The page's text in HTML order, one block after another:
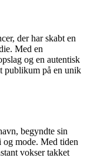
der har skabt en
Med en
og en autentisk
publikum på en unik
begyndte sin
og mode. Med tiden
vokser takket